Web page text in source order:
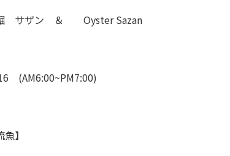
堀 サザン ＆ Oyster Sazan
(AM6:00~PM7:00)
】